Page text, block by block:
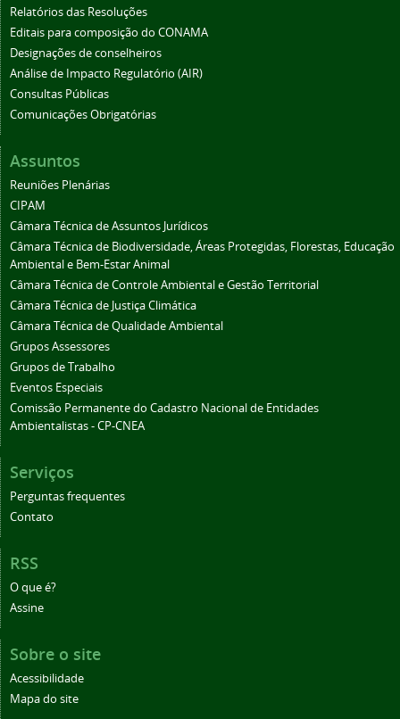
Relatórios das Resoluções
Editais para composição do CONAMA
Designações de conselheiros
Análise de Impacto Regulatório (AIR)
Consultas Públicas
Comunicações Obrigatórias
Assuntos
Reuniões Plenárias
CIPAM
Câmara Técnica de Assuntos Jurídicos
Câmara Técnica de Biodiversidade, Áreas Protegidas, Florestas, Educação
Ambiental e Bem-Estar Animal
Câmara Técnica de Controle Ambiental e Gestão Territorial
Câmara Técnica de Justiça Climática
Câmara Técnica de Qualidade Ambiental
Grupos Assessores
Grupos de Trabalho
Eventos Especiais
Comissão Permanente do Cadastro Nacional de Entidades
Ambientalistas - CP-CNEA
Serviços
Perguntas frequentes
Contato
RSS
O que é?
Assine
Sobre o site
Acessibilidade
Mapa do site